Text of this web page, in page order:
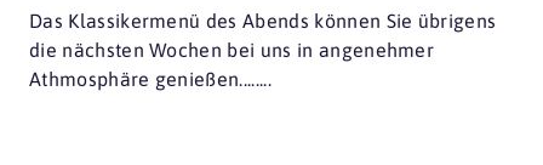
Das Klassikermenü des Abends können Sie übrigens
die nächsten Wochen bei uns in angenehmer
Athmosphäre genießen........